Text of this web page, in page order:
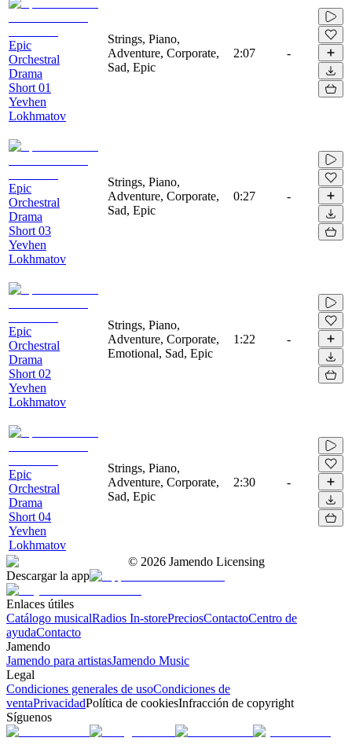
Epic
Orchestral
Drama
Short 01
Yevhen
Lokhmatov
Strings, Piano,
Adventure, Corporate,
Sad, Epic
2:07 -
Epic
Orchestral
Drama
Short 03
Yevhen
Lokhmatov
Strings, Piano,
Adventure, Corporate,
Sad, Epic
0:27 -
Epic
Orchestral
Drama
Short 02
Yevhen
Lokhmatov
Strings, Piano,
Adventure, Corporate,
Emotional, Sad, Epic
1:22 -
Epic
Orchestral
Drama
Short 04
Yevhen
Lokhmatov
Strings, Piano,
Adventure, Corporate,
Sad, Epic
2:30 -
© 2026 Jamendo Licensing
Descargar la app
Enlaces útiles
Catálogo musicalRadios In-storePreciosContactoCentro de
ayudaContacto
Jamendo
Jamendo para artistasJamendo Music
Legal
Condiciones generales de usoCondiciones de
ventaPrivacidadPolítica de cookiesInfracción de copyright
Síguenos